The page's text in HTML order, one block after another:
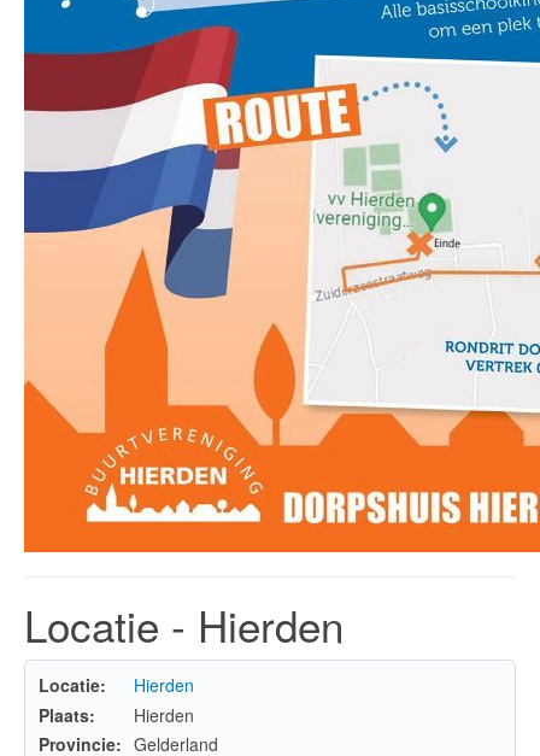
Locatie - Hierden
Locatie:
Hierden
Plaats:
Hierden
Provincie: Gelderland